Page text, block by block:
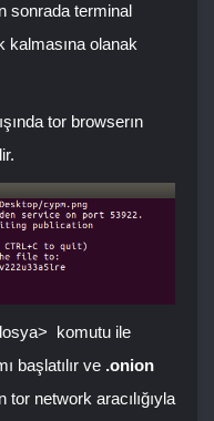
sonrada terminal
kalmasına olanak
tor browserın
komutu ile
başlatılır ve .onion
tor network aracılığıyla